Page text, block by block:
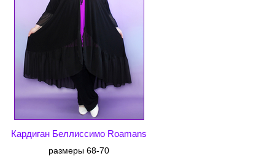
Кардиган Беллиссимо Roamans
размеры 68-70